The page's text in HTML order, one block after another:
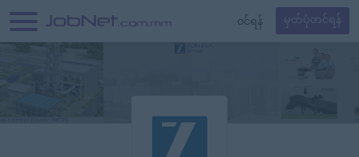
၀င်ရန် မှတ်ပုံတင်ရန်